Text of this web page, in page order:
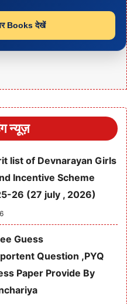
Books देखें
न्यूज़
list of Devnarayan Girls
Incentive Scheme
26 (27 july , 2026)
Guess
Question ,PYQ
Paper Provide By